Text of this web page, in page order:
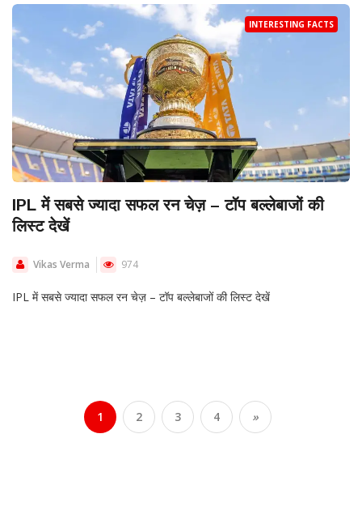
INTERESTING FACTS
IPL में सबसे ज्यादा सफल रन चेज़ – टॉप बल्लेबाजों की
लिस्ट देखें
Vikas Verma 974
IPL में सबसे ज्यादा सफल रन चेज़ – टॉप बल्लेबाजों की लिस्ट देखें
1 2 3 4 »